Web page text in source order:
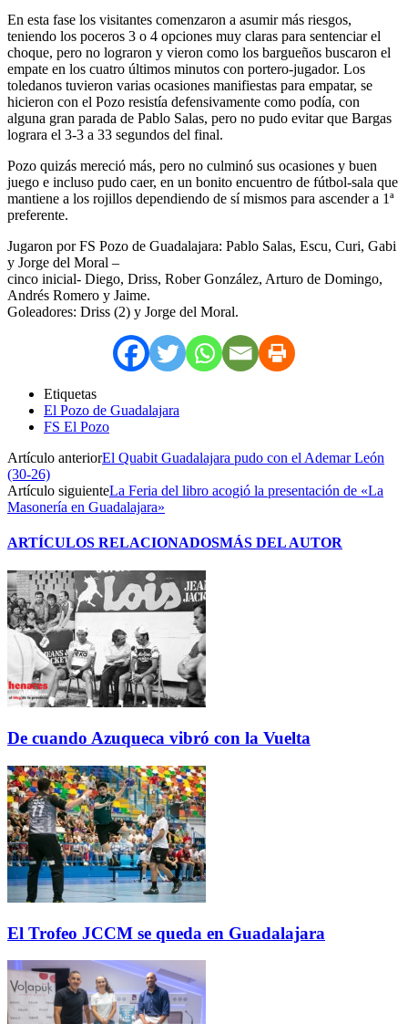
En esta fase los visitantes comenzaron a asumir más riesgos,
teniendo los poceros 3 o 4 opciones muy claras para sentenciar el
choque, pero no lograron y vieron como los bargueños buscaron el
empate en los cuatro últimos minutos con portero-jugador. Los
toledanos tuvieron varias ocasiones manifiestas para empatar, se
hicieron con el Pozo resistía defensivamente como podía, con
alguna gran parada de Pablo Salas, pero no pudo evitar que Bargas
lograra el 3-3 a 33 segundos del final.
Pozo quizás mereció más, pero no culminó sus ocasiones y buen
juego e incluso pudo caer, en un bonito encuentro de fútbol-sala que
mantiene a los rojillos dependiendo de sí mismos para ascender a 1ª
preferente.
Jugaron por FS Pozo de Guadalajara: Pablo Salas, Escu, Curi, Gabi
y Jorge del Moral –
cinco inicial- Diego, Driss, Rober González, Arturo de Domingo,
Andrés Romero y Jaime.
Goleadores: Driss (2) y Jorge del Moral.
Etiquetas
El Pozo de Guadalajara
FS El Pozo
Artículo anteriorEl Quabit Guadalajara pudo con el Ademar León
(30-26)
Artículo siguienteLa Feria del libro acogió la presentación de «La
Masonería en Guadalajara»
ARTÍCULOS RELACIONADOSMÁS DEL AUTOR
De cuando Azuqueca vibró con la Vuelta
El Trofeo JCCM se queda en Guadalajara